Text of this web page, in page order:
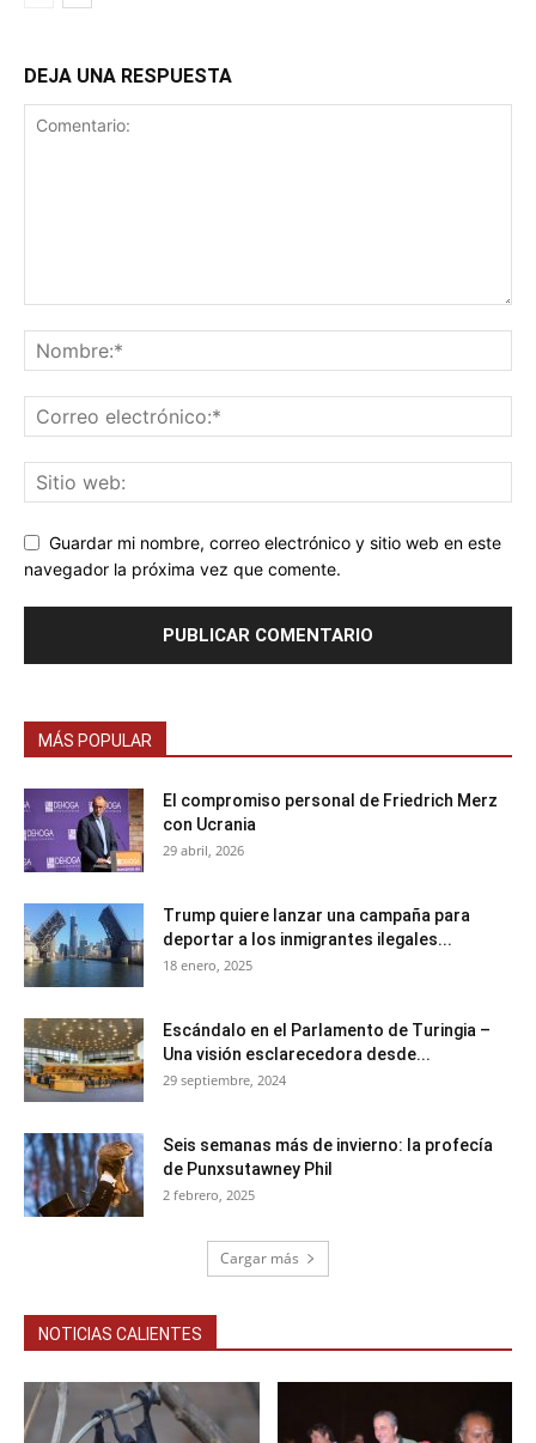
DEJA UNA RESPUESTA
Guardar mi nombre, correo electrónico y sitio web en este
navegador la próxima vez que comente.
MÁS POPULAR
El compromiso personal de Friedrich Merz
con Ucrania
29 abril, 2026
Trump quiere lanzar una campaña para
deportar a los inmigrantes ilegales...
18 enero, 2025
Escándalo en el Parlamento de Turingia –
Una visión esclarecedora desde...
29 septiembre, 2024
Seis semanas más de invierno: la profecía
de Punxsutawney Phil
2 febrero, 2025
Cargar más
NOTICIAS CALIENTES